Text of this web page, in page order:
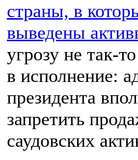
страны, в
выведены
угрозу не так-
в исполнение:
президента
запретить
саудовских